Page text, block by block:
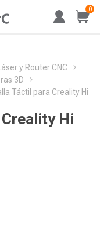
0
y Router CNC
3D
Táctil para Creality Hi
Hi